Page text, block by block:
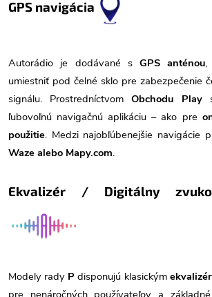
GPS navigácia
Autorádio je dodávané sGPS anténou,
umiestniť pod čelné sklo pre zabezpečenie
signálu. ProstredníctvomObchodu Play
ľubovoľnú navigačnú aplikáciu – ako pre
použitie. Medzi najobľúbenejšie navigácie
Waze alebo Mapy.com.
Ekvalizér / Digitálny
Modely rady P disponujú klasickým